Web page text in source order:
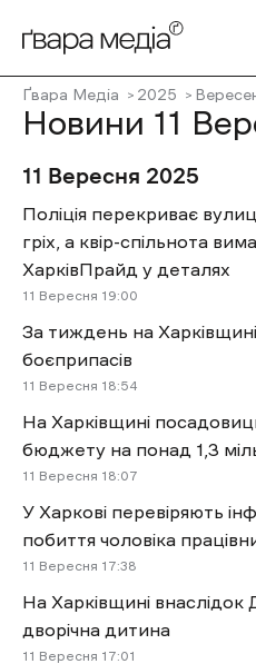
Ґвара Медіа 2025
Новини 11
11 Вересня 2025
Поліція перекриває
гріх, а квір-спільнота
ХарківПрайд у деталях
11 Вересня 19:00
За тиждень на
боєприпасів
11 Вересня 18:54
На Харківщині
бюджету на понад 1,3
11 Вересня 18:07
У Харкові перевіряють
побиття чоловіка
11 Вересня 17:38
На Харківщині
дворічна дитина
11 Вересня 17:01